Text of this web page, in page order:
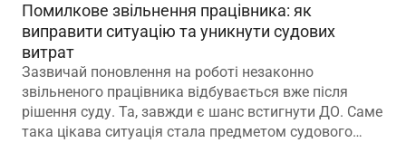
Помилкове звільнення працівника: як
виправити ситуацію та уникнути судових
витрат
Зазвичай поновлення на роботі незаконно
звільненого працівника відбувається вже після
рішення суду. Та, завжди є шанс встигнути ДО. Саме
така цікава ситуація стала предметом судового